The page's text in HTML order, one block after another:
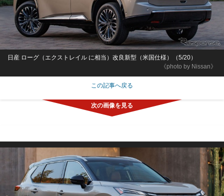
《photo by Nissan》
日産 ローグ（エクストレイル に相当）改良新型（米国仕様）（5/20）
この記事へ戻る